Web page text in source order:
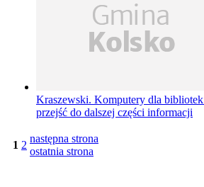
Kraszewski. Komputery dla bibliotek
przejść do dalszej części informacji
1 2
następna strona
ostatnia strona